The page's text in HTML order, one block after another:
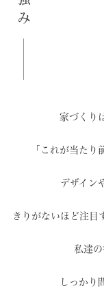
家づくり
「これが当たり
デザイン
きりがないほど注目
私達
しっかり